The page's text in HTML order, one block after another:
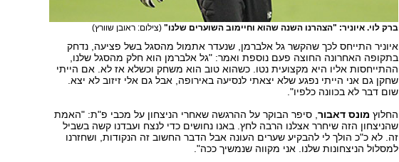
ברק לוי. איוניר: "הצהרנו השנה שהוא וחיימוב השוערים שלנו" (צילום: ראובן שוורץ)
איוניר התייחס לכך שהקשר גל אלברמן, שנעדר אתמול מהסגל בשל פציעה, נדחק
בתקופה האחרונה החוצה פעם נוספת ואמר: "גל אלברמן הוא חלק מהסגל שלנו,
ההתייחסות אליו היא מקצועית נטו. כשהוא טוב הוא משחק וכשלא אז לא. אם הייתי
שחקן גם אני הייתי נפגע שלא יצאתי לנסיעה באירופה, אבל גם אלי זיזוב לא יצא.
שום דבר לא בכוונה כלפיו".
החלוץמונס דאבור, סיפר הבוקר על ההרגשה שאחרי הניצחון על מכבי פ"ת: "האמת
שהניצחון הזה שיחרר אצלנו הרבה לחץ. באנו נחושים כדי לנצח ועבדנו קשה בשביל
זה. לא כ"כ הולך לי להבקיע שערים העונה אבל הדבר החשוב זה הנקודות, ושחזרנו
למסלול הניצחונות שלנו. אני מקווה שנמשיך ככה".